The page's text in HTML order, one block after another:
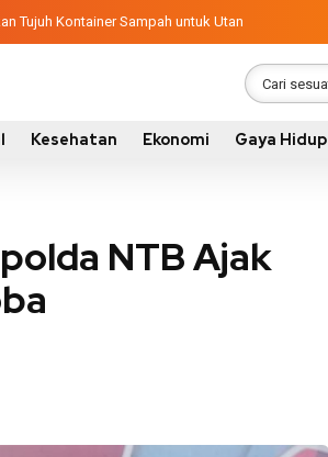
Tujuh Kontainer Sampah untuk Utan
Luncurkan Empat Proyek PKN II
Kesehatan Ekonomi Gaya Hidup
NTB Ajak